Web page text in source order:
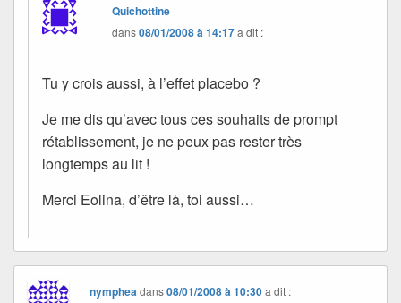
Quichottine
dans08/01/2008 à 14:17a dit :
Tu y crois aussi, à l’effet placebo ?
Je me dis qu’avec tous ces souhaits de prompt
rétablissement, je ne peux pas rester très
longtemps au lit !
Merci Eolina, d’être là, toi aussi…
nympheadans08/01/2008 à 10:30 a dit :